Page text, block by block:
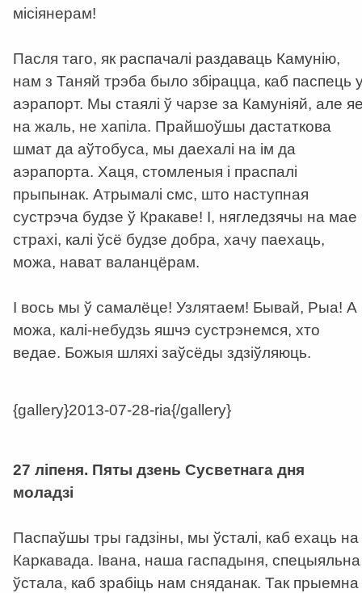
місіянерам!
Пасля таго, як распачалі раздаваць Камунію,
нам з Таняй трэба было збірацца, каб паспець
аэрапорт. Мы стаялі ў чарзе за Камуніяй, але
на жаль, не хапіла. Прайшоўшы дастаткова
шмат да аўтобуса, мы даехалі на ім да
аэрапорта. Хаця, стомленыя і праспалі
прыпынак. Атрымалі смс, што наступная
сустрэча будзе ў Кракаве! І, нягледзячы на мае
страхі, калі ўсё будзе добра, хачу паехаць,
можа, нават валанцёрам.
І вось мы ў самалёце! Узлятаем! Бывай, Рыа! А
можа, калі-небудзь яшчэ сустрэнемся, хто
ведае. Божыя шляхі заўсёды здзіўляюць.
{gallery}2013-07-28-ria{/gallery}
27 ліпеня. Пяты дзень Сусветнага дня
моладзі
Паспаўшы тры гадзіны, мы ўсталі, каб ехаць на
Каркавада. Івана, наша гаспадыня, спецыяльна
ўстала, каб зрабіць нам сняданак. Так прыемна